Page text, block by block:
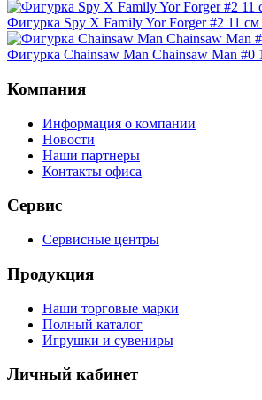
Фигурка Spy X Family Yor Forger #2 11 см
Фигурка Chainsaw Man Chainsaw Man #0
Компания
Информация о компании
Новости
Наши партнеры
Контакты офиса
Сервис
Сервисные центры
Продукция
Наши торговые марки
Полный каталог
Игрушки и сувениры
Личный кабинет